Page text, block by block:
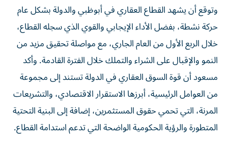
وتوقع أن يشهد القطاع العقاري في أبوظبي والدولة بشكل عام
حركة نشطة، بفضل الأداء الإيجابي والقوي الذي سجله القطاع،
خلال الربع الأول من العام الجاري، مع مواصلة تحقيق مزيد من
النمو والإقبال على الشراء والتملك خلال الفترة القادمة. وأكد
مسعود أن قوة السوق العقاري في الدولة تستند إلى مجموعة
من العوامل الرئيسية، أبرزها الاستقرار الاقتصادي، والتشريعات
المرنة، التي تحمي حقوق المستثمرين، إضافة إلى البنية التحتية
المتطورة والرؤية الحكومية الواضحة التي تدعم استدامة القطاع.